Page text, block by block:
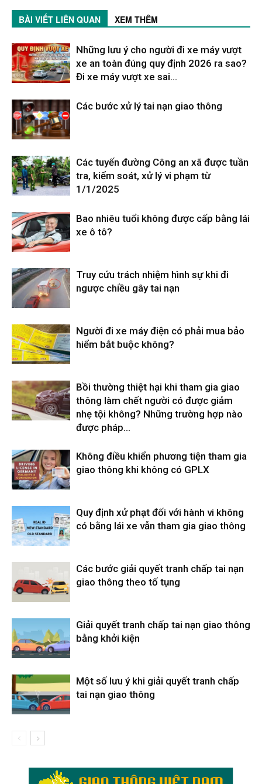
BÀI VIẾT LIÊN QUAN XEM THÊM
Những lưu ý cho người đi xe máy vượt
xe an toàn đúng quy định 2026 ra sao?
Đi xe máy vượt xe sai...
Các bước xử lý tai nạn giao thông
Các tuyến đường Công an xã được tuần
tra, kiểm soát, xử lý vi phạm từ
1/1/2025
Bao nhiêu tuổi không được cấp bằng lái
xe ô tô?
Truy cứu trách nhiệm hình sự khi đi
ngược chiều gây tai nạn
Người đi xe máy điện có phải mua bảo
hiểm bắt buộc không?
Bồi thường thiệt hại khi tham gia giao
thông làm chết người có được giảm
nhẹ tội không? Những trường hợp nào
được pháp...
Không điều khiển phương tiện tham gia
giao thông khi không có GPLX
Quy định xử phạt đối với hành vi không
có bằng lái xe vẫn tham gia giao thông
Các bước giải quyết tranh chấp tai nạn
giao thông theo tố tụng
Giải quyết tranh chấp tai nạn giao thông
bằng khởi kiện
Một số lưu ý khi giải quyết tranh chấp
tai nạn giao thông